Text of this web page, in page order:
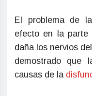
El problema de
efecto en la parte
daña los nervios
demostrado que
causas de la